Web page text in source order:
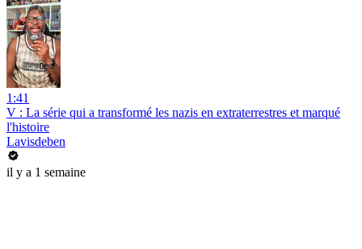
1:41
V : La série qui a transformé les nazis en extraterrestres et marqué
l'histoire
Lavisdeben
il y a 1 semaine